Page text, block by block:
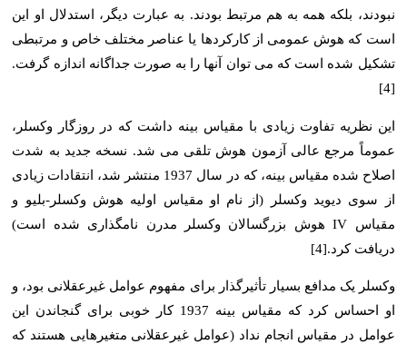
نبودند، بلکه همه به هم مرتبط بودند. به عبارت دیگر، استدلال او این
است که هوش عمومی از کارکردها یا عناصر مختلف خاص و مرتبطی
تشکیل شده است که می توان آنها را به صورت جداگانه اندازه گرفت.
[4]
این نظریه تفاوت زیادی با مقیاس بینه داشت که در روزگار وکسلر،
عموماً مرجع عالی آزمون هوش تلقی می شد. نسخه جدید به شدت
اصلاح شده مقیاس بینه، که در سال 1937 منتشر شد، انتقادات زیادی
از سوی دیوید وکسلر (از نام او مقیاس اولیه هوش وکسلر-بلیو و
مقیاس IV هوش بزرگسالان وکسلر مدرن نامگذاری شده است)
دریافت کرد.[4]
وکسلر یک مدافع بسیار تأثیرگذار برای مفهوم عوامل غیرعقلانی بود، و
او احساس کرد که مقیاس بینه 1937 کار خوبی برای گنجاندن این
عوامل در مقیاس انجام نداد (عوامل غیرعقلانی متغیرهایی هستند که